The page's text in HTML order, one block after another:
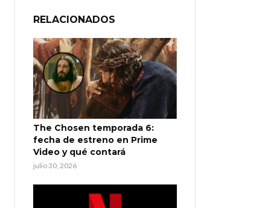
RELACIONADOS
The Chosen temporada 6:
fecha de estreno en Prime
Video y qué contará
julio 30, 2026